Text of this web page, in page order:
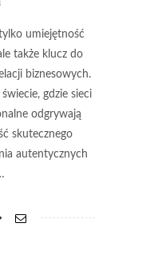
umiejętność
także klucz do
biznesowych.
gdzie sieci
odgrywają
skutecznego
autentycznych